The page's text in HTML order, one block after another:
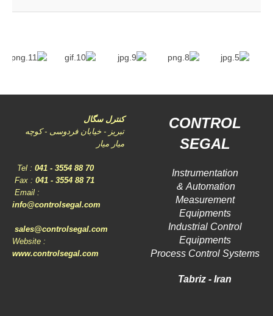
CONTROL
SEGAL
Instrumentation
Automation &
Measurement
Equipments
Industrial Control
Equipments
Process Control Systems
Tabriz - Iran
کنترل سگال
تبریز - خیابان فردوسی - کوچه
میار میار
Tel : 041 - 3554 88 70
Fax : 041 - 3554 88 71
Email :
info@controlsegal.com
sales@controlsegal.com
Website :
www.controlsegal.com